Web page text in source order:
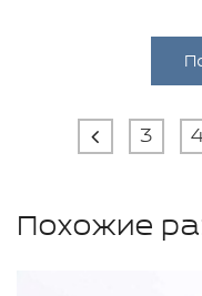
3
Похожие